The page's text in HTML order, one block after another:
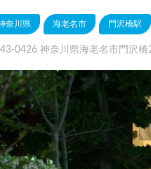
奈川県 海老名市 門沢橋駅
0426 神奈川県海老名市門沢橋